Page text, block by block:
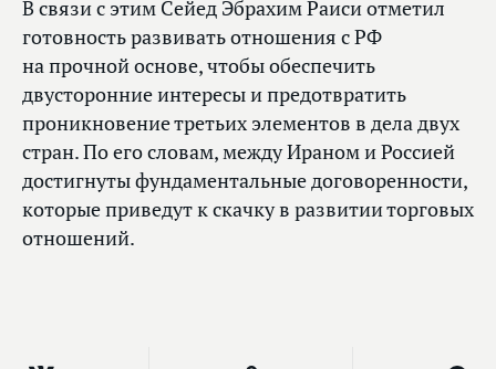
В связи с этим Сейед Эбрахим Раиси отметил
готовность развивать отношения с РФ
на прочной основе, чтобы обеспечить
двусторонние интересы и предотвратить
проникновение третьих элементов в дела двух
стран. По его словам, между Ираном и Россией
достигнуты фундаментальные договоренности,
которые приведут к скачку в развитии торговых
отношений.